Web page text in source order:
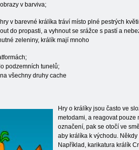
v barviva;
v barevné králíka tráví místo plné pestrých
do propasti, a vyhnout se srážce s pastí a
zeleniny, králík mají mnoho
podzemních tunelů;
všechny druhy cache
Hry o králíky jsou často ve
metodami, a reagovat pouze
označení, pak se otočí ve
aby králíka k východu.
Například, karikatura králík